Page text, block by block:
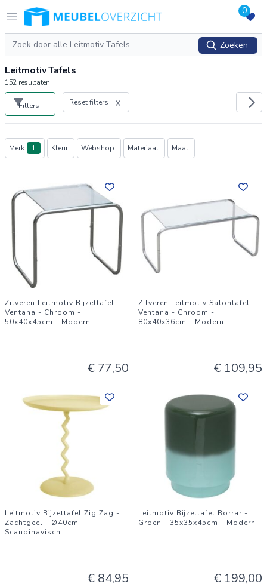
Open menu
Logo Meubeloverzicht.nl 0
Zoeken
Zoeken
Leitmotiv Tafels
152 resultaten
Filters Reset filters
Producten
Merk 1 Kleur Webshop Materiaal Maat
Zilveren Leitmotiv Bijzettafel
Ventana - Chroom -
50x40x45cm - Modern
€ 77,50
Zilveren Leitmotiv Salontafel
Ventana - Chroom -
80x40x36cm - Modern
€ 109,95
Leitmotiv Bijzettafel Zig Zag -
Zachtgeel - Ø40cm -
Scandinavisch
€ 84,95
Leitmotiv Bijzettafel Borrar -
Groen - 35x35x45cm - Modern
€ 199,00